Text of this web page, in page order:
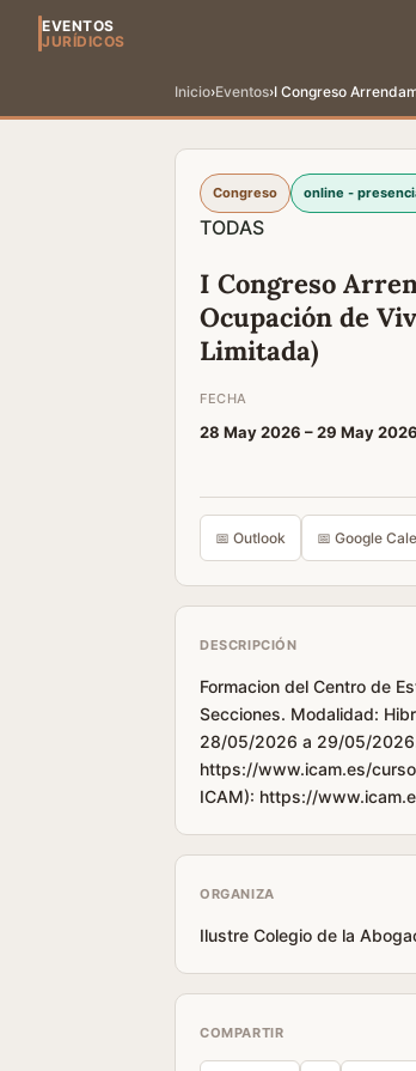
EVENTOS
JURÍDICOS
Inicio›Eventos›I Congreso
Congreso online -
TODAS
I Congreso
Ocupación de
Limitada)
FECHA
28 May 2026 –29 May 2026
📅 Outlook 📅 Google
DESCRIPCIÓN
Formacion del Centro de
Secciones. Modalidad:
28/05/2026 a 29/05/
https://www.icam.es/
ICAM): https://
ORGANIZA
Ilustre Colegio de la
COMPARTIR